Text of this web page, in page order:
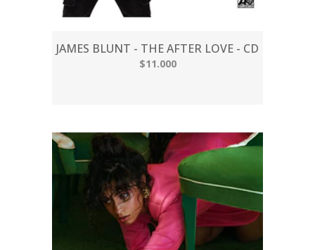
JAMES BLUNT - THE AFTER LOVE - CD
$11.000